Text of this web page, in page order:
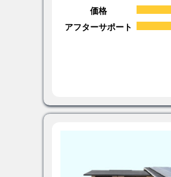
価格
アフターサポート